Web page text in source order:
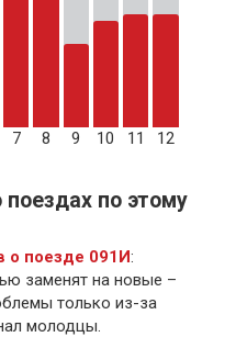
7 8 9 10 11 12
по этому
о поезде 091И:
заменят на новые –
только из-за
молодцы.